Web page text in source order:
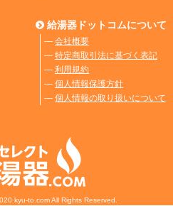
給湯器ドットコムについて
― 会社概要
― 特定商取引法に基づく表記
― 利用規約
― 個人情報保護方針
― 個人情報の取り扱いについて
kyu-to.com All Rights Reserved.